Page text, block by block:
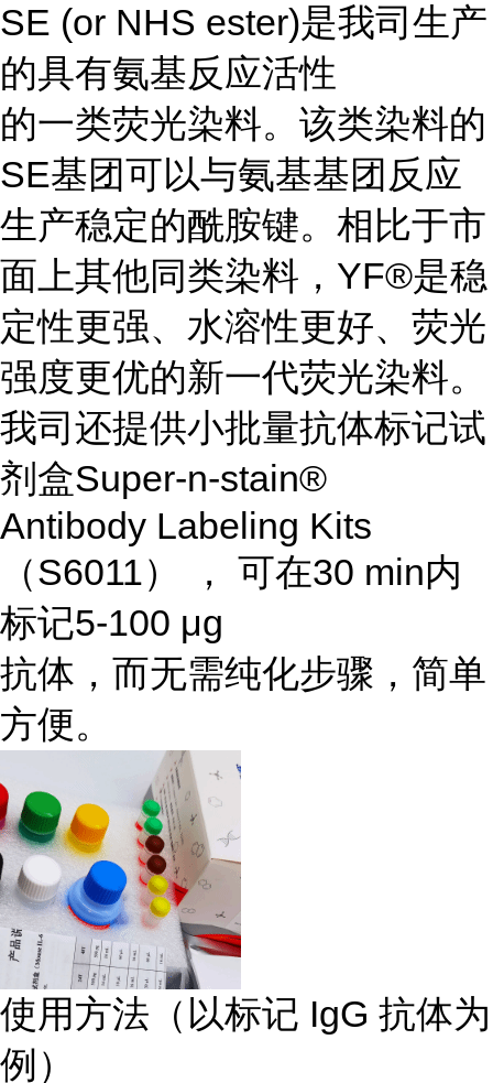
SE (or NHS ester)是我司生产
的具有氨基反应活性
的一类荧光染料。该类染料的
SE基团可以与氨基基团反应
生产稳定的酰胺键。相比于市
面上其他同类染料，YF®是稳
定性更强、水溶性更好、荧光
强度更优的新一代荧光染料。
我司还提供小批量抗体标记试
剂盒Super-n-stain®
Antibody Labeling Kits
（S6011） ， 可在30 min内
标记5-100 μg
抗体，而无需纯化步骤，简单
方便。
使用方法（以标记 IgG 抗体为
例）